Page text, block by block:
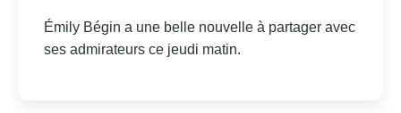
Émily Bégin a une belle nouvelle à partager avec
ses admirateurs ce jeudi matin.